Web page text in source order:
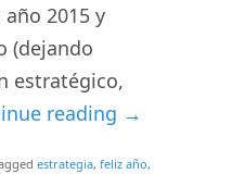
mejorable
2015 y
(dejando
estratégico,
reading →
estrategia, feliz año,